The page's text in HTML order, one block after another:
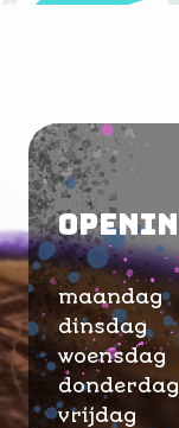
maandag
dinsdag
woensdag
donderdag
vrijdag